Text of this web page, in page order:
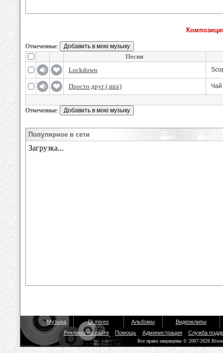
Отмеченные:
Песня
Lockdown
Просто друг ( mix) Чай
Отмеченные:
Популярное в сети
Музыка Dj mixes Альбомы
Видеоклипы
Реклама на сайте
Помощь Администрация Служба
Все права защищены © 2007-2026